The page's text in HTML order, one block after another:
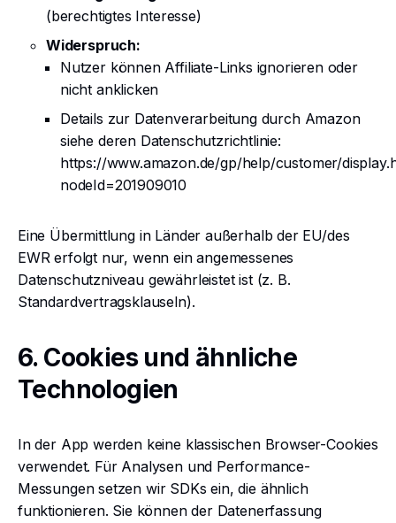
(berechtigtes Interesse)
Widerspruch:
Nutzer können Affiliate-Links ignorieren oder
nicht anklicken
Details zur Datenverarbeitung durch Amazon
siehe deren Datenschutzrichtlinie:
https://www.amazon.de/gp/help/customer/
nodeId=201909010
Eine Übermittlung in Länder außerhalb der EU/des
EWR erfolgt nur, wenn ein angemessenes
Datenschutzniveau gewährleistet ist (z. B.
Standardvertragsklauseln).
6. Cookies und ähnliche
Technologien
In der App werden keine klassischen Browser-Cookies
verwendet. Für Analysen und Performance-
Messungen setzen wir SDKs ein, die ähnlich
funktionieren. Sie können der Datenerfassung